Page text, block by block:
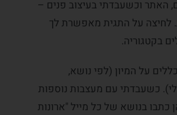
האתר וכשעבדתי בעיצוב פנים –
לחיצה על התגית מאפשרת לך
בקטגוריה.
על המיון (לפי נושא,
כשעבדתי עם מעצבות נוספות
בנושא של כל מייל "ארונות